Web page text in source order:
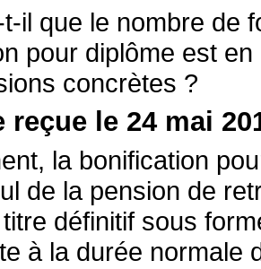
il que le nombre de
pour diplôme est
concrètes ?
reçue le 24 mai
la bonification
de la pension de
définitif sous
à la durée normale